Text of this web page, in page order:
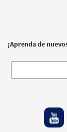
¡Aprenda de